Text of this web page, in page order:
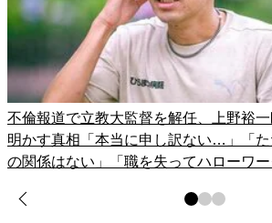
不倫報道で立教大監督を解任、上野裕
明かす真相「本当に申し訳ない…」「
の関係はない」「職を失ってハローワー